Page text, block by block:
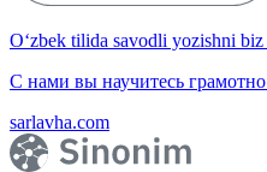
O‘zbek tilida savodli yozishni
С нами вы научитесь
sarlavha.com